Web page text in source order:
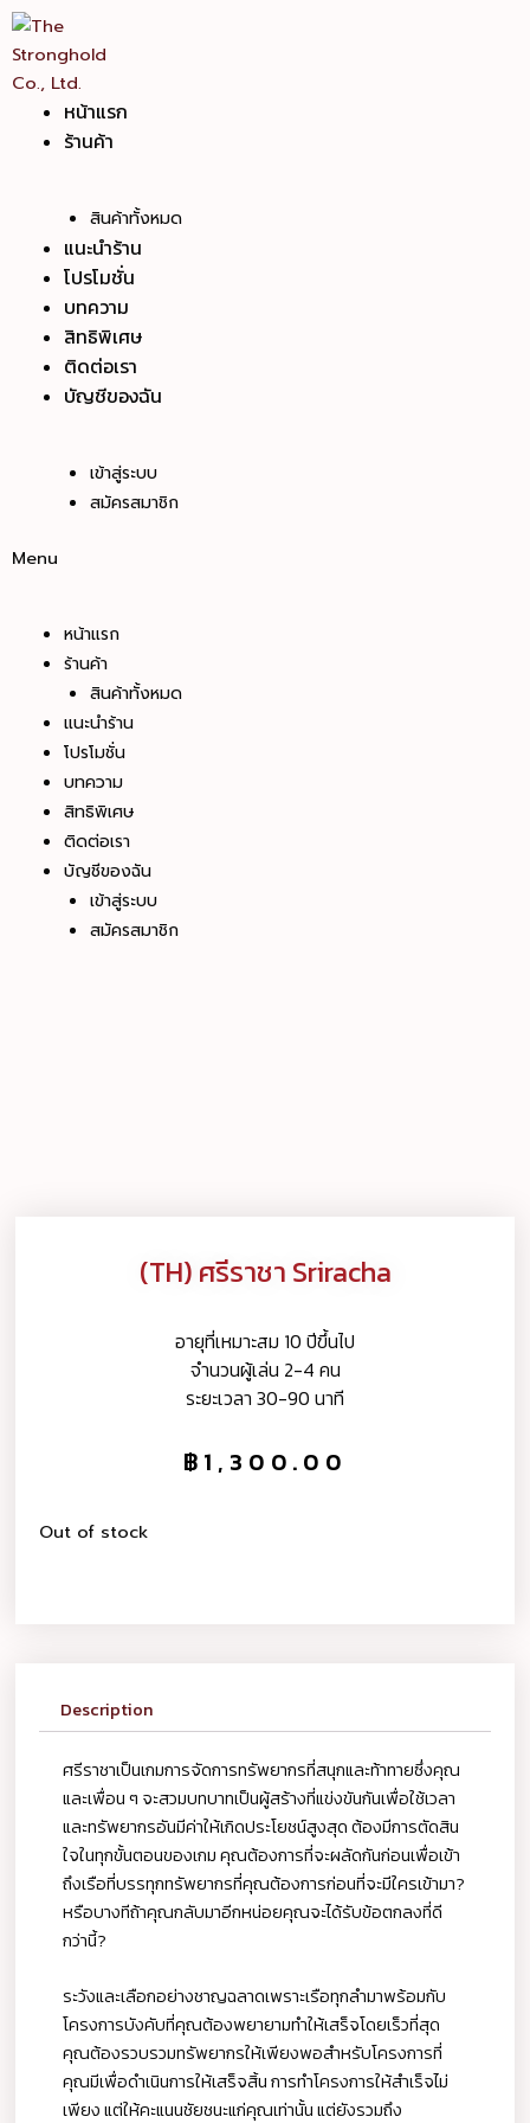
Skip
content
หน้าแรก
ร้านค้า
สินค้าทั้งหมด
แนะนำร้าน
โปรโมชั่น
บทความ
สิทธิพิเศษ
ติดต่อเรา
บัญชีของฉัน
เข้าสู่ระบบ
สมัครสมาชิก
Menu
หน้าแรก
ร้านค้า
สินค้าทั้งหมด
แนะนำร้าน
โปรโมชั่น
บทความ
สิทธิพิเศษ
ติดต่อเรา
บัญชีของฉัน
เข้าสู่ระบบ
สมัครสมาชิก
(TH) ศรีราชา Sriracha
อายุที่เหมาะสม 10 ปีขึ้นไป
จำนวนผู้เล่น 2-4 คน
ระยะเวลา 30-90 นาที
฿ 1,300.00
Out of stock
Description
ศรีราชาเป็นเกมการจัดการทรัพยากรที่สนุกและท้าทายซึ่งคุณ
และเพื่อน ๆ จะสวมบทบาทเป็นผู้สร้างที่แข่งขันกันเพื่อใช้เวลา
และทรัพยากรอันมีค่าให้เกิดประโยชน์สูงสุด ต้องมีการตัดสิน
ใจในทุกขั้นตอนของเกม คุณต้องการที่จะผลัดกันก่อนเพื่อเข้า
ถึงเรือที่บรรทุกทรัพยากรที่คุณต้องการก่อนที่จะมีใครเข้ามา?
หรือบางทีถ้าคุณกลับมาอีกหน่อยคุณจะได้รับข้อตกลงที่ดี
กว่านี้?
ระวังและเลือกอย่างชาญฉลาดเพราะเรือทุกลำมาพร้อมกับ
โครงการบังคับที่คุณต้องพยายามทำให้เสร็จโดยเร็วที่สุด
คุณต้องรวบรวมทรัพยากรให้เพียงพอสำหรับโครงการที่
คุณมีเพื่อดำเนินการให้เสร็จสิ้น การทำโครงการให้สำเร็จไม่
เพียง แต่ให้คะแนนชัยชนะแก่คุณเท่านั้น แต่ยังรวมถึง